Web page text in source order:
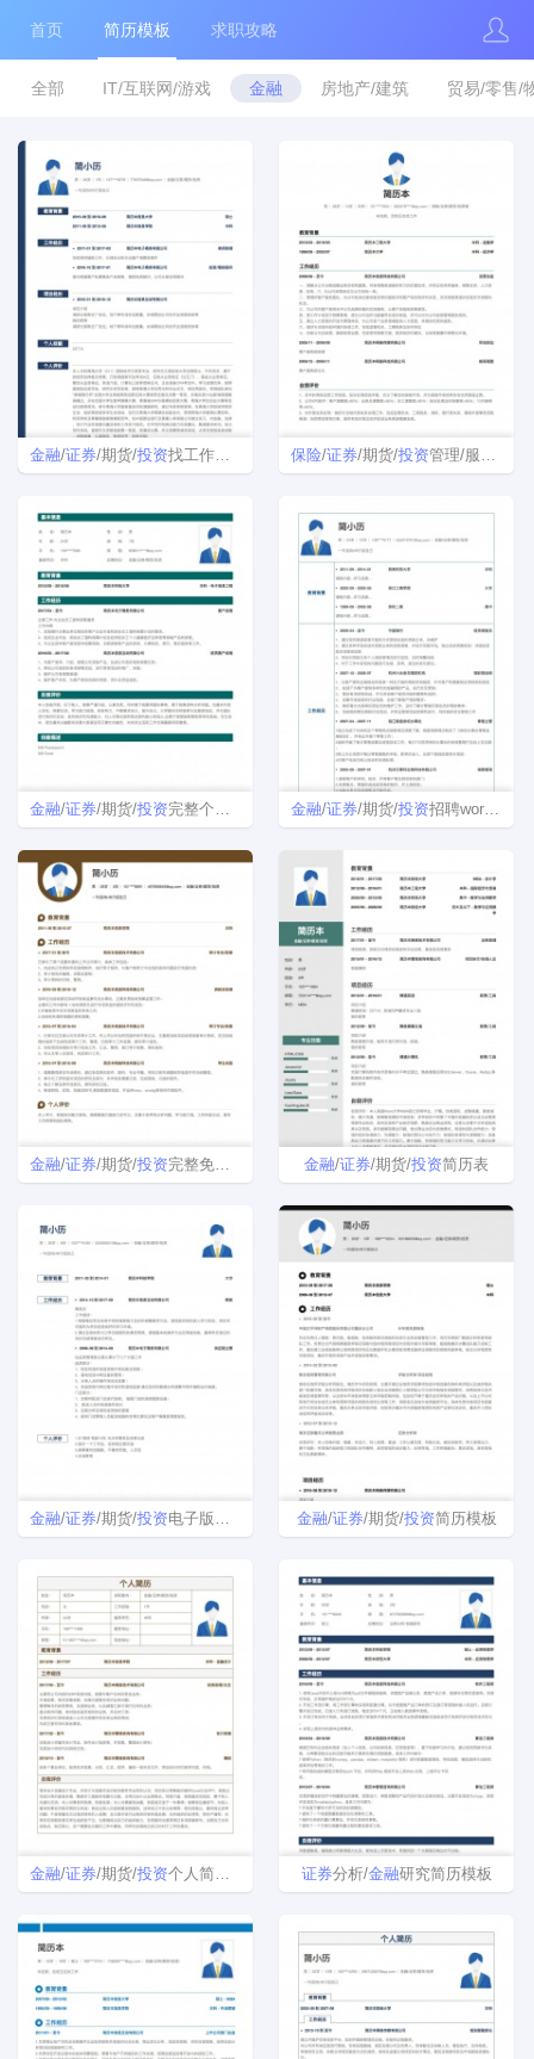
首页 简历模板 求职攻略
全部 IT/互联网/游戏 金融 房地产/建筑 贸易/零售/
金融/证券/期货/投资找工作个人简历模板 保险/证券/期货/投资管理/服务个人简历
金融/证券/期货/投资完整个人简历样本 金融/证券/期货/投资招聘word简历模板
金融/证券/期货/投资完整免费简历模板 金融/证券/期货/投资简历表
金融/证券/期货/投资电子版简历模板下载word格式 金融/证券/期货/投资简历模板
金融/证券/期货/投资个人简历模板范文 证券分析/金融研究简历模板